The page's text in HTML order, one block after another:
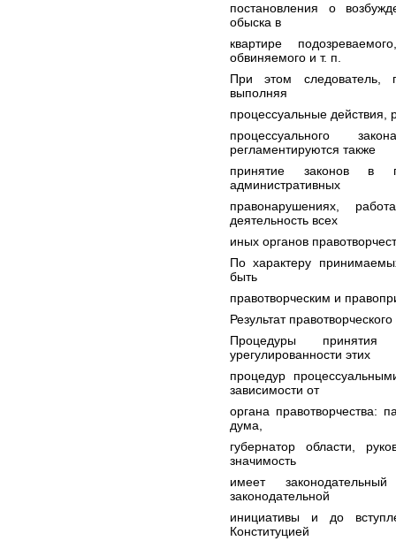
постановления о
обыска в
квартире
обвиняемого и т. п.
При этом следователь,
выполняя
процессуальные действия,
процессуального
регламентируются также
принятие законов в
административных
правонарушениях,
деятельность всех
иных органов
По характеру
быть
правотворческим и
Результат
Процедуры
урегулированности этих
процедур
зависимости от
органа правотворчества:
дума,
губернатор области,
значимость
имеет
законодательной
инициативы и до
Конституцией